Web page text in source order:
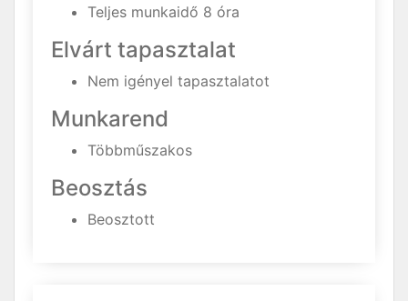
Teljes munkaidő 8 óra
Elvárt tapasztalat
Nem igényel tapasztalatot
Munkarend
Többműszakos
Beosztás
Beosztott